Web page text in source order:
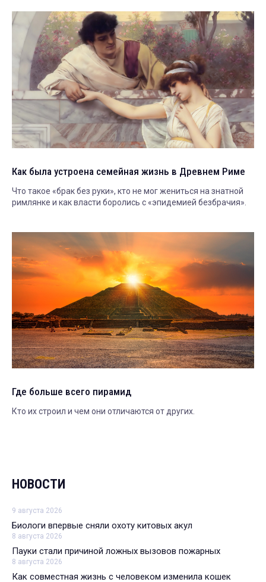
Как была устроена семейная жизнь в Древнем Риме
Что такое «брак без руки», кто не мог жениться на знатной
римлянке и как власти боролись с «эпидемией безбрачия».
Где больше всего пирамид
Кто их строил и чем они отличаются от других.
НОВОСТИ
9 августа 2026
Биологи впервые сняли охоту китовых акул
8 августа 2026
Пауки стали причиной ложных вызовов пожарных
8 августа 2026
Как совместная жизнь с человеком изменила кошек